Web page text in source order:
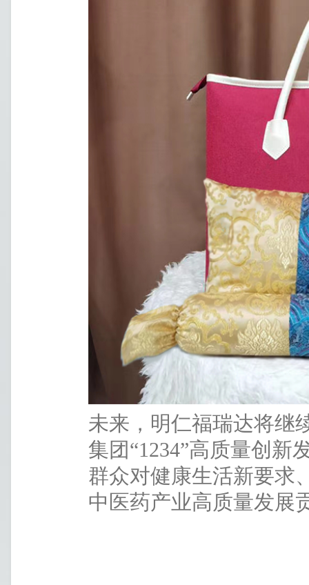
未来，明仁福瑞达将继
集团“1234”高质量创新
群众对健康生活新要求
中医药产业高质量发展